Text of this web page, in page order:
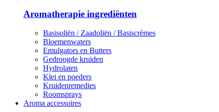
Aromatherapie ingrediënten
Basisoliën / Zaadoliën / Basiscrèmes
Bloemenwaters
Emulgators en Butters
Gedroogde kruiden
Hydrolaten
Klei en poeders
Kruidenremedies
Roomsprays
Aroma accessoires